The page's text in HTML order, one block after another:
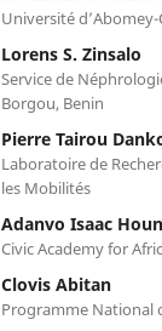
Université d’Abomey-
Lorens S. Zinsalo
Service de
Borgou, Benin
Pierre Tairou
Laboratoire de
les Mobilités
Adanvo Isaac
Civic Academy for
Clovis Abitan
Programme National